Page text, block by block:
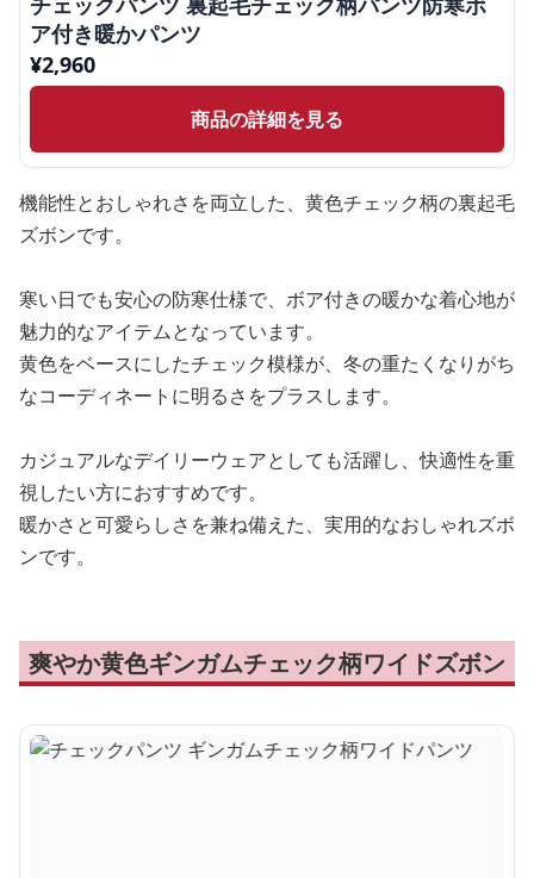
ア付き暖かパンツ
¥2,960
商品の詳細を見る
機能性とおしゃれさを両立した、黄色チェック柄の裏起毛
ズボンです。
寒い日でも安心の防寒仕様で、ボア付きの暖かな着心地が
魅力的なアイテムとなっています。
黄色をベースにしたチェック模様が、冬の重たくなりがち
なコーディネートに明るさをプラスします。
カジュアルなデイリーウェアとしても活躍し、快適性を重
視したい方におすすめです。
暖かさと可愛らしさを兼ね備えた、実用的なおしゃれズボ
ンです。
爽やか黄色ギンガムチェック柄ワイドズボン